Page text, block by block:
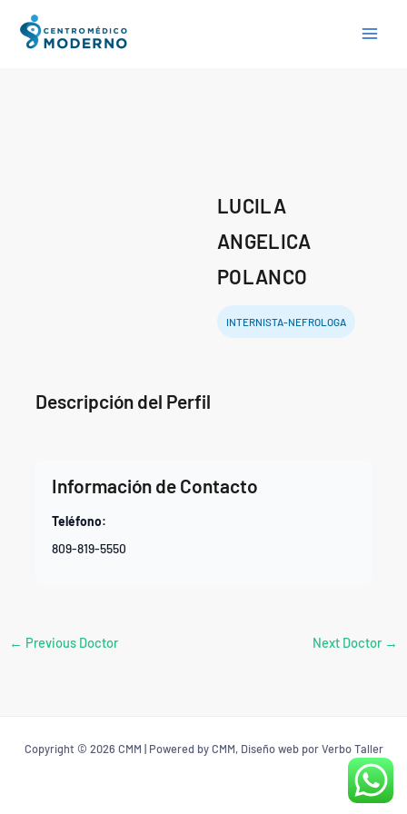
LUCILA
ANGELICA
POLANCO
INTERNISTA-NEFROLOGA
Información de Contacto
Teléfono:
809-819-5550
Descripción del Perfil
← Previous Doctor Next Doctor →
Copyright © 2026 CMM | Powered by CMM, Diseño web por Verbo Taller